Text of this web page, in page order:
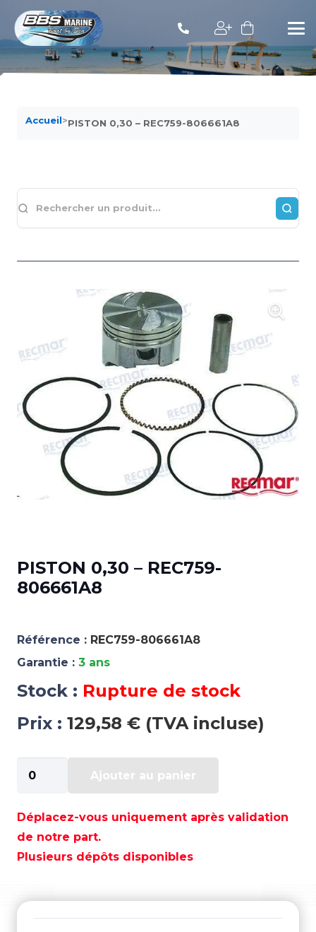
Accueil>PISTON 0,30 – REC759-806661A8
PISTON 0,30 – REC759-
806661A8
Référence : REC759-806661A8
Garantie : 3 ans
Stock : Rupture de stock
Prix : 129,58 € (TVA incluse)
de
0,30
-
REC759-
Ajouter au panier
Déplacez-vous uniquement après validation
de notre part.
Plusieurs dépôts disponibles